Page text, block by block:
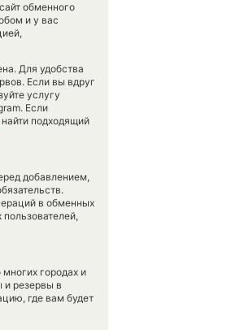
обменного
и у вас
Для удобства
Если вы вдруг
услугу
Если
найти подходящий
добавлением,
в обменных
городах и
и резервы в
где вам будет